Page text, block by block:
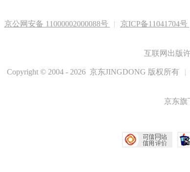
京公网安备 11000002000088号 | 京ICP备11041704号
互联网出版
Copyright © 2004 - 2026 京东JINGDONG 版权所有 |
京东旗